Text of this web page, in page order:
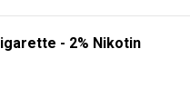
- 2% Nikotin